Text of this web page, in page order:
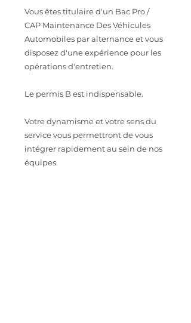
Vous êtes titulaire d'un Bac Pro /
CAP Maintenance Des Véhicules
Automobiles par alternance et vous
disposez d'une expérience pour les
opérations d'entretien.
Le permis B est indispensable.
Votre dynamisme et votre sens du
service vous permettront de vous
intégrer rapidement au sein de nos
équipes.